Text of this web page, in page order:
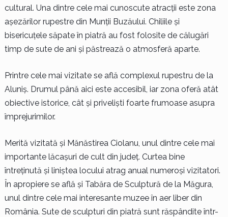
cultural. Una dintre cele mai cunoscute atracții este zona
așezărilor rupestre din Munții Buzăului. Chiliile și
bisericuțele săpate în piatră au fost folosite de călugări
timp de sute de ani și păstrează o atmosferă aparte.
Printre cele mai vizitate se află complexul rupestru de la
Aluniș. Drumul până aici este accesibil, iar zona oferă atât
obiective istorice, cât și priveliști foarte frumoase asupra
împrejurimilor.
Merită vizitată și Mănăstirea Ciolanu, unul dintre cele mai
importante lăcașuri de cult din județ. Curtea bine
întreținută și liniștea locului atrag anual numeroși vizitatori.
În apropiere se află și Tabăra de Sculptură de la Măgura,
unul dintre cele mai interesante muzee în aer liber din
România. Sute de sculpturi din piatră sunt răspândite într-